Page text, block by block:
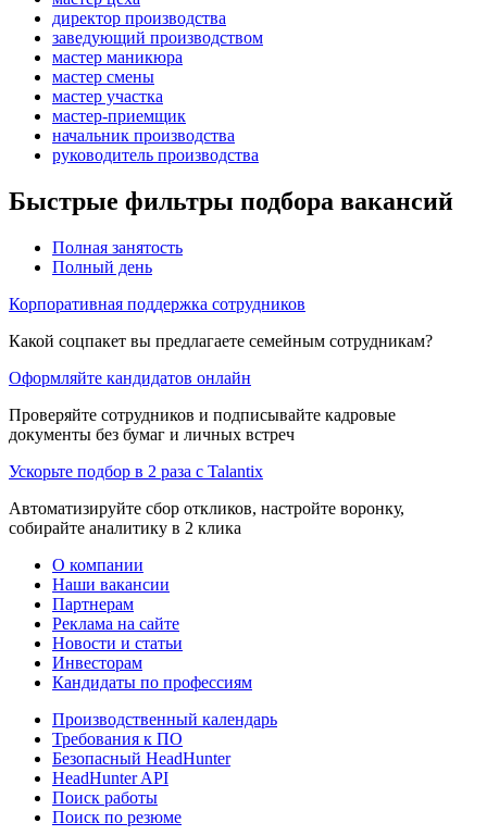
директор производства
заведующий производством
мастер маникюра
мастер смены
мастер участка
мастер-приемщик
начальник производства
руководитель производства
Быстрые фильтры подбора вакансий
Полная занятость
Полный день
Корпоративная поддержка сотрудников
Какой соцпакет вы предлагаете семейным сотрудникам?
Оформляйте кандидатов онлайн
Проверяйте сотрудников и подписывайте кадровые
документы без бумаг и личных встреч
Ускорьте подбор в 2 раза с Talantix
Автоматизируйте сбор откликов, настройте воронку,
собирайте аналитику в 2 клика
О компании
Наши вакансии
Партнерам
Реклама на сайте
Новости и статьи
Инвесторам
Кандидаты по профессиям
Производственный календарь
Требования к ПО
Безопасный HeadHunter
HeadHunter API
Поиск работы
Поиск по резюме